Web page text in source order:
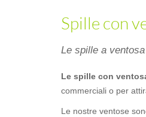
Spille con
Le spille a
Le spille con
commerciali o per
Le nostre ventose